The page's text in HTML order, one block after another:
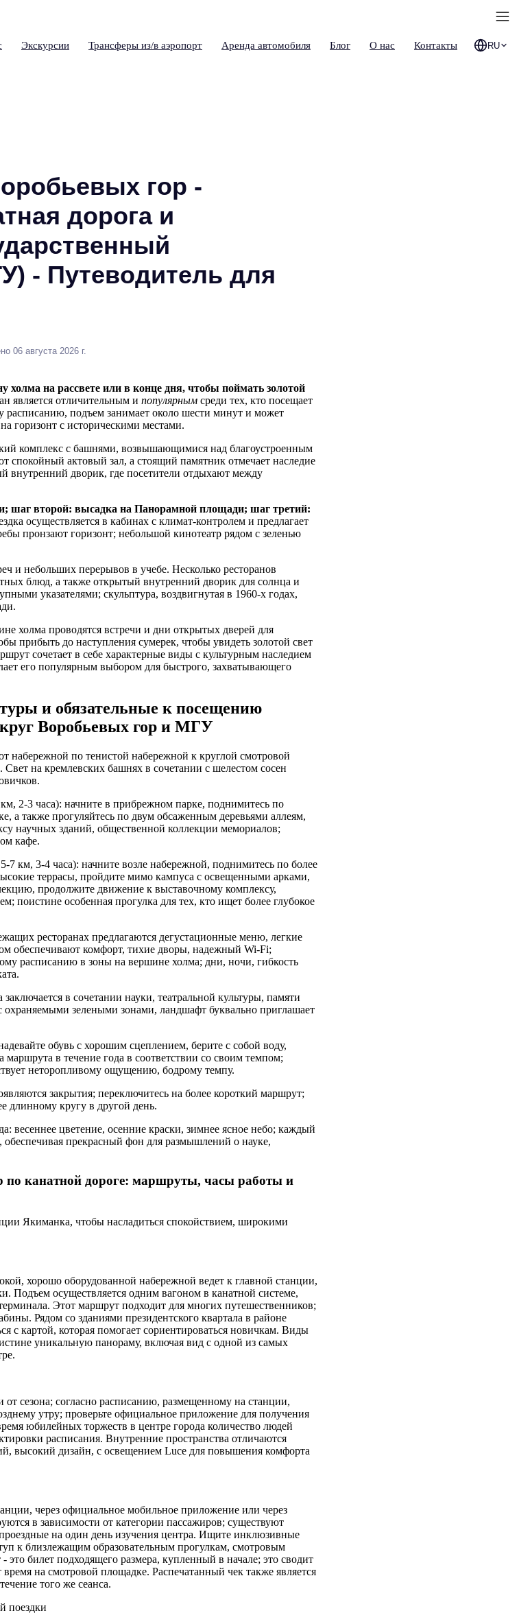
Экскурсии Трансферы из/в аэропорт Аренда автомобиля Блог О нас Контакты RU
гор -
дорога и
- Путеводитель для
06 августа 2026 г.
холма на рассвете или в конце дня, чтобы поймать золотой
является отличительным и популярным среди тех, кто посещает
расписанию, подъем занимает около шести минут и может
горизонт с историческими местами.
комплекс с башнями, возвышающимися над благоустроенным
спокойный актовый зал, а стоящий памятник отмечает наследие
внутренний дворик, где посетители отдыхают между
шаг второй: высадка на Панорамной площади; шаг третий:
осуществляется в кабинах с климат-контролем и предлагает
пронзают горизонт; небольшой кинотеатр рядом с зеленью
и небольших перерывов в учебе. Несколько ресторанов
блюд, а также открытый внутренний дворик для солнца и
указателями; скульптура, воздвигнутая в 1960-х годах,
холма проводятся встречи и дни открытых дверей для
прибыть до наступления сумерек, чтобы увидеть золотой свет
сочетает в себе характерные виды с культурным наследием
его популярным выбором для быстрого, захватывающего
и обязательные к посещению
Воробьевых гор и МГУ
набережной по тенистой набережной к круглой смотровой
на кремлевских башнях в сочетании с шелестом сосен
2-3 часа): начните в прибрежном парке, поднимитесь по
а также прогуляйтесь по двум обсаженным деревьями аллеям,
научных зданий, общественной коллекции мемориалов;
кафе.
км, 3-4 часа): начните возле набережной, поднимитесь по более
террасы, пройдите мимо кампуса с освещенными арками,
продолжите движение к выставочному комплексу,
поистине особенная прогулка для тех, кто ищет более глубокое
ресторанах предлагаются дегустационные меню, легкие
обеспечивают комфорт, тихие дворы, надежный Wi-Fi;
расписанию в зоны на вершине холма; дни, ночи, гибкость
в сочетании науки, театральной культуры, памяти
зелеными зонами, ландшафт буквально приглашает
обувь с хорошим сцеплением, берите с собой воду,
в течение года в соответствии со своим темпом;
неторопливому ощущению, бодрому темпу.
закрытия; переключитесь на более короткий маршрут;
длинному кругу в другой день.
весеннее цветение, осенние краски, зимнее ясное небо; каждый
обеспечивая прекрасный фон для размышлений о науке,
по канатной дороге: маршруты, часы работы и
Якиманка, чтобы насладиться спокойствием, широкими
хорошо оборудованной набережной ведет к главной станции,
Подъем осуществляется одним вагоном в канатной системе,
Этот маршрут подходит для многих путешественников;
Рядом со зданиями президентского квартала в районе
с картой, которая помогает сориентироваться новичкам. Виды
уникальную панораму, включая вид с одной из самых
сезона; согласно расписанию, размещенному на станции,
утру; проверьте официальное приложение для получения
юбилейных торжеств в центре города количество людей
расписания. Внутренние пространства отличаются
высокий дизайн, с освещением Luce для повышения комфорта
через официальное мобильное приложение или через
в зависимости от категории пассажиров; существуют
на один день изучения центра. Ищите инклюзивные
к близлежащим образовательным прогулкам, смотровым
билет подходящего размера, купленный в начале; это сводит
на смотровой площадке. Распечатанный чек также является
того же сеанса.
поездки